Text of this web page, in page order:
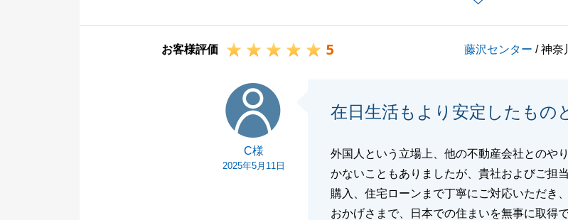
いただけますと幸いです。
閉じる
お客様評価 5 藤沢センター / 神
C様
2025年5月11日
在日生活もより安定したもの
外国人という立場上、他の不動産会社とのや
かないこともありましたが、貴社およびご担
購入、住宅ローンまで丁寧にご対応いただき
おかげさまで、日本での住まいを無事に取得